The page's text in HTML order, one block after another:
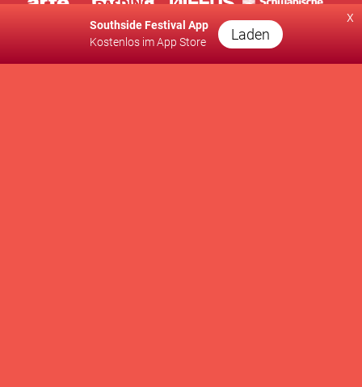
x
Southside Festival App
Kostenlos im App Store
Laden